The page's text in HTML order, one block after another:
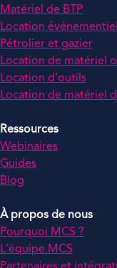
Matériel de BTP
Location
Pétrolier et gazier
Location de matériel
Location d’outils
Location de matériel
Ressources
Webinaires
Guides
Blog
À propos de nous
Pourquoi MCS ?
L’équipe MCS